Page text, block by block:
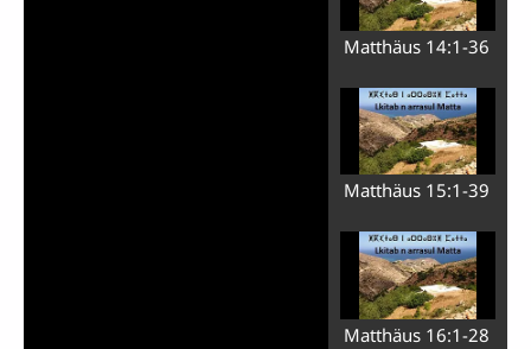
Matthäus 14:1-36
Matthäus 15:1-39
Matthäus 16:1-28